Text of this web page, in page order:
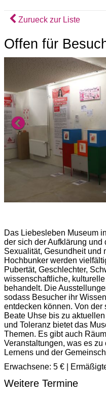
Zurueck zur Liste
Offen für
Previous
Das Liebesleben Museum
der sich der Aufklärung und
Sexualität, Gesundheit und
Hochbunker werden
Pubertät, Geschlechter,
wissenschaftliche,
behandelt. Die
sodass Besucher ihr
entdecken können. Von
Beate Uhse bis zu
und Toleranz bietet das
Themen. Es gibt auch
Veranstaltungen, was es
Lernens und der
Erwachsene: 5 € |
Weitere Termine